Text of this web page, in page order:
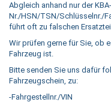
Abgleich anhand nur der KBA-
Nr./HSN/TSN/Schlüsselnr./
führt oft zu falschen
Wir prüfen gerne für Sie, ob
Fahrzeug ist.
Bitte senden Sie uns dafür
Fahrzeugschein, zu:
-Fahrgestellnr./VIN